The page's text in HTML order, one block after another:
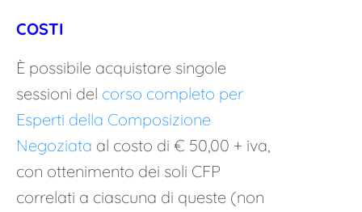
COSTI
È possibile acquistare singole
sessioni del corso completo per
Esperti della Composizione
Negoziata al costo di € 50,00 + iva,
con ottenimento dei soli CFP
correlati a ciascuna di queste (non